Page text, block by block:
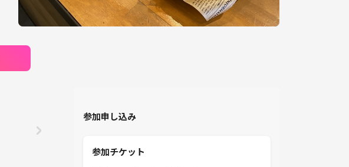
参加申し込み
参加チケット